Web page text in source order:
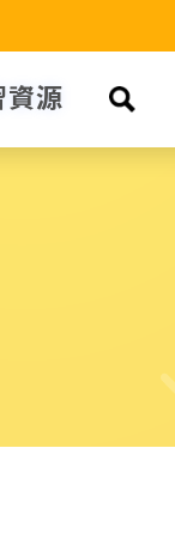
資源